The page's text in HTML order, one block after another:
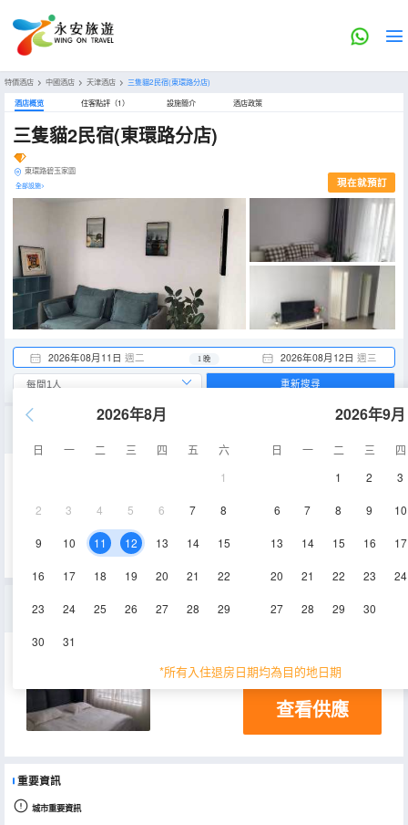
特價酒店 > 中國酒店 > 天津酒店 > 三隻貓2民宿(東環路分店)
酒店概览 住客點評（1） 設施簡介 酒店政策
三隻貓2民宿(東環路分店)
東環路碧玉家園
全部設施> 現在就預訂
2026年08月11日 週二 2026年08月12日 週三
1 晚
2026年8月
日 一 二 三 四 五
六
1
2 3 4 5 6 7 8
9 10 11 12 13 14 15
16 17 18 19 20 21 22
23 24 25 26 27 28 29
30 31
2026年9月
日 一 二 三
四
1
2 3
6 7 8 9 10
13 14 15 16 17
20 21 22 23 24
27 28 29 30
*所有入住退房日期均為目的地日期
重新搜尋
經典一室一廳套房
80㎡ 電視機
查看供應
重要資訊
城市重要資訊